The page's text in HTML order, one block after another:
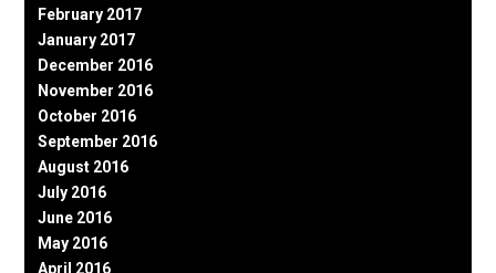
February 2017
January 2017
December 2016
November 2016
October 2016
September 2016
August 2016
July 2016
June 2016
May 2016
April 2016